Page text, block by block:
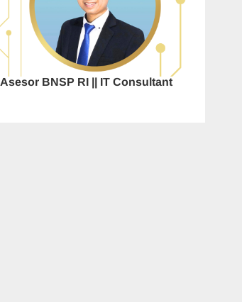
Asesor BNSP RI || IT Consultant